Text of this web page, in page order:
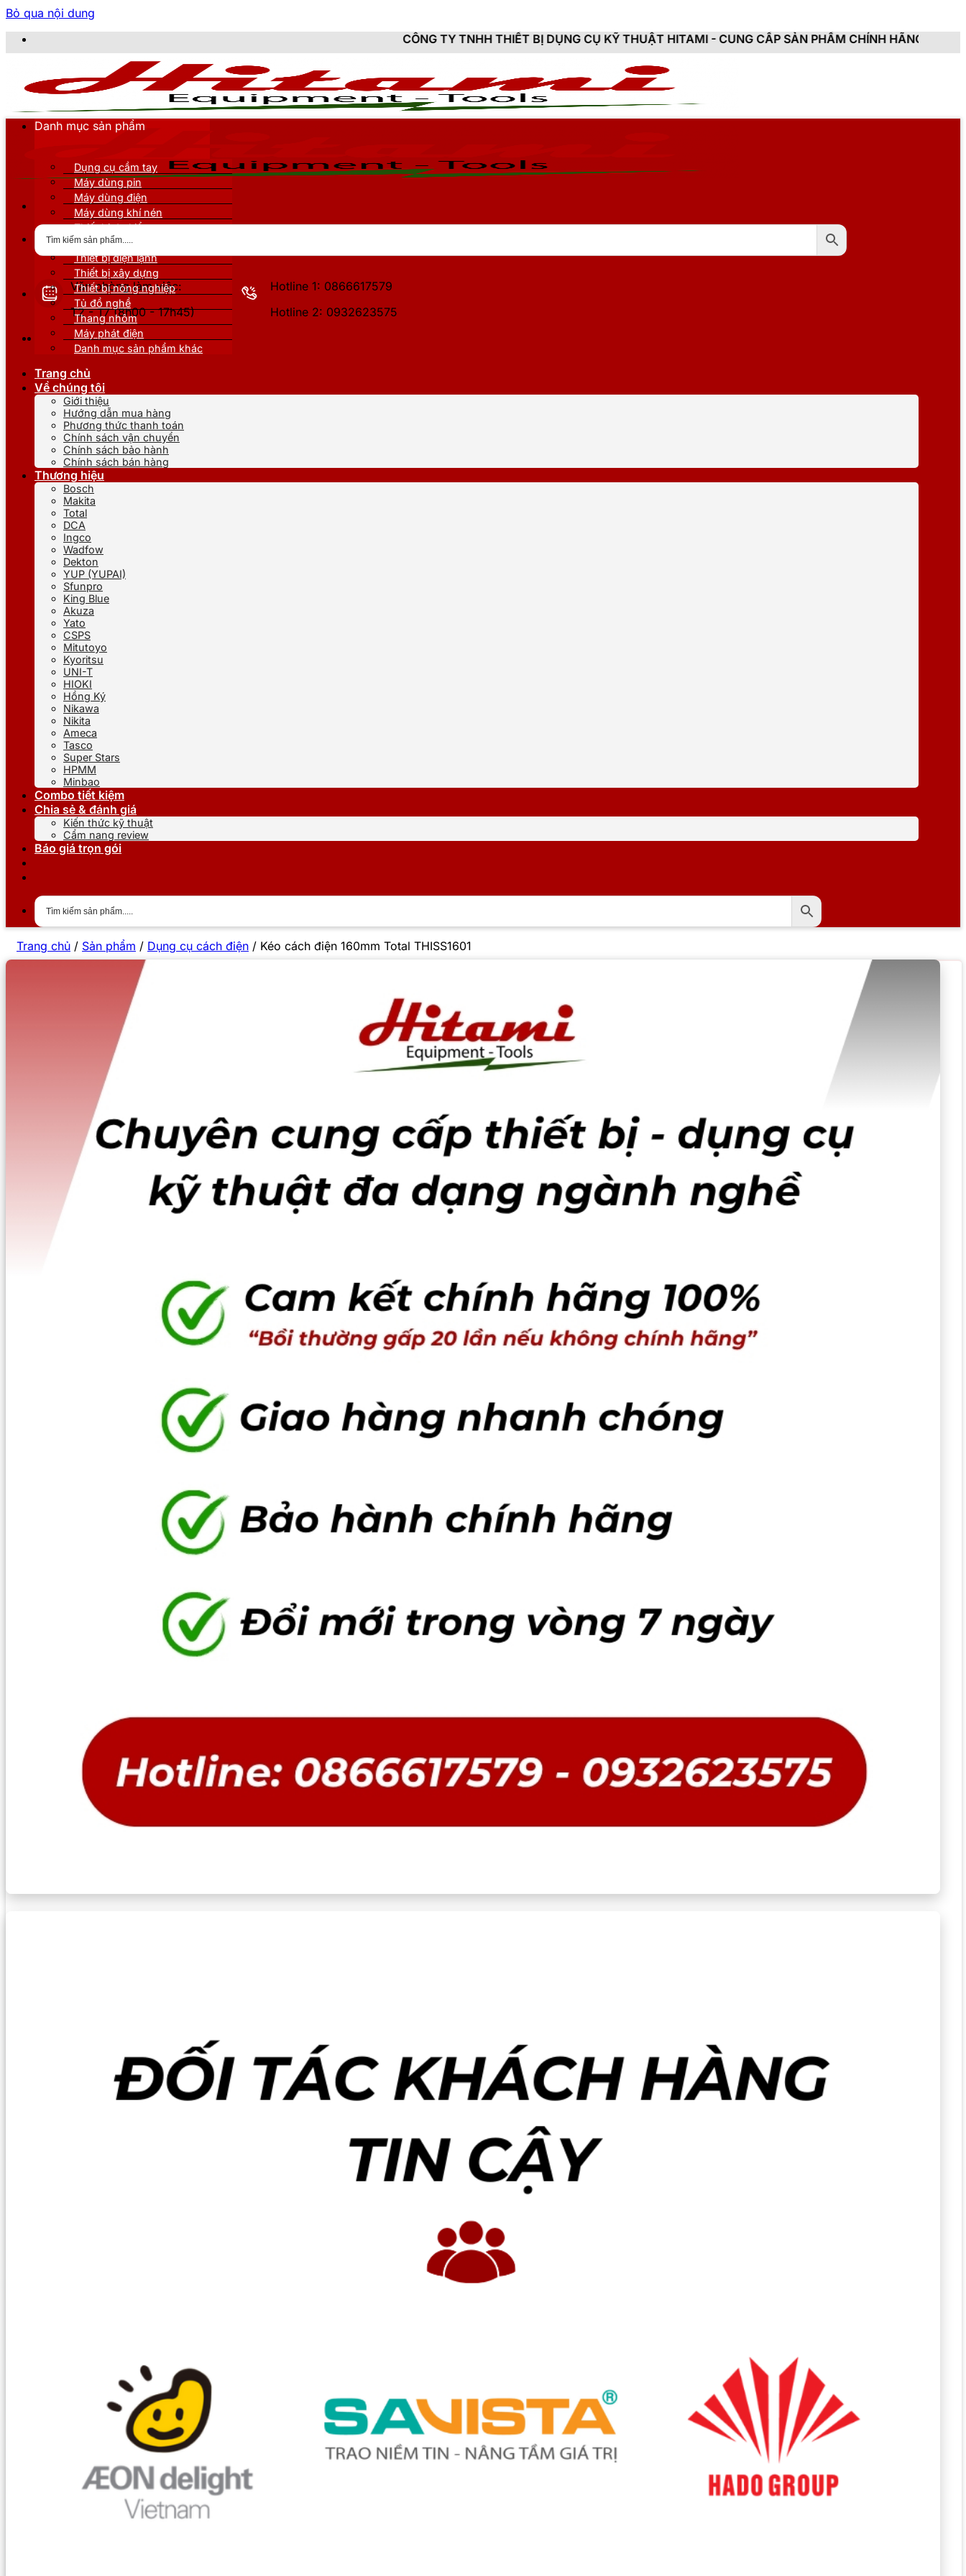
Bỏ qua nội dung
CÔNG TY TNHH THIẾT BỊ DỤNG CỤ KỸ THUẬT HITAMI - CUNG CẤP SẢN PHẨM CHÍNH HÃNG, MỚI 100%, ĐẦY ĐỦ
Văn phòng làm việc:
T2 - T7 (8h00 - 17h45)
Hotline 1: 0866617579
Hotline 2: 0932623575
Danh mục sản phẩm
Dụng cụ cầm tay
Máy dùng pin
Máy dùng điện
Máy dùng khí nén
Thiết bị đo kiểm
Thiết bị nâng đỡ
Thiết bị điện lạnh
Thiết bị xây dựng
Thiết bị nông nghiệp
Tủ đồ nghề
Thang nhôm
Máy phát điện
Danh mục sản phẩm khác
Trang chủ
Về chúng tôi
Giới thiệu
Hướng dẫn mua hàng
Phương thức thanh toán
Chính sách vận chuyển
Chính sách bảo hành
Chính sách bán hàng
Thương hiệu
Bosch
Makita
Total
DCA
Ingco
Wadfow
Dekton
YUP (YUPAI)
Sfunpro
King Blue
Akuza
Yato
CSPS
Mitutoyo
Kyoritsu
UNI-T
HIOKI
Hồng Ký
Nikawa
Nikita
Ameca
Tasco
Super Stars
HPMM
Minbao
Combo tiết kiệm
Chia sẻ & đánh giá
Kiến thức kỹ thuật
Cẩm nang review
Báo giá trọn gói
Trang chủ / Sản phẩm / Dụng cụ cách điện / Kéo cách điện 160mm Total THISS1601